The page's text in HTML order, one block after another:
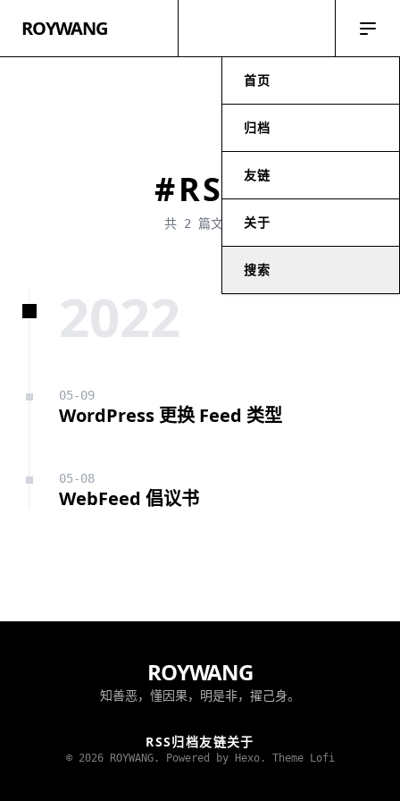
ROYWANG
首页
归档
友链
关于
搜索
#RSS
共 2 篇文章
2022
05-09
WordPress 更换 Feed 类型
05-08
WebFeed 倡议书
ROYWANG
知善恶，懂因果，明是非，擢己身。
RSS归档友链关于
© 2026 ROYWANG. Powered by Hexo. Theme Lofi